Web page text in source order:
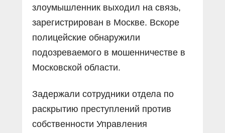
злоумышленник выходил на связь,
зарегистрирован в Москве. Вскоре
полицейские обнаружили
подозреваемого в мошенничестве в
Московской области.
Задержали сотрудники отдела по
раскрытию преступлений против
собственности Управления